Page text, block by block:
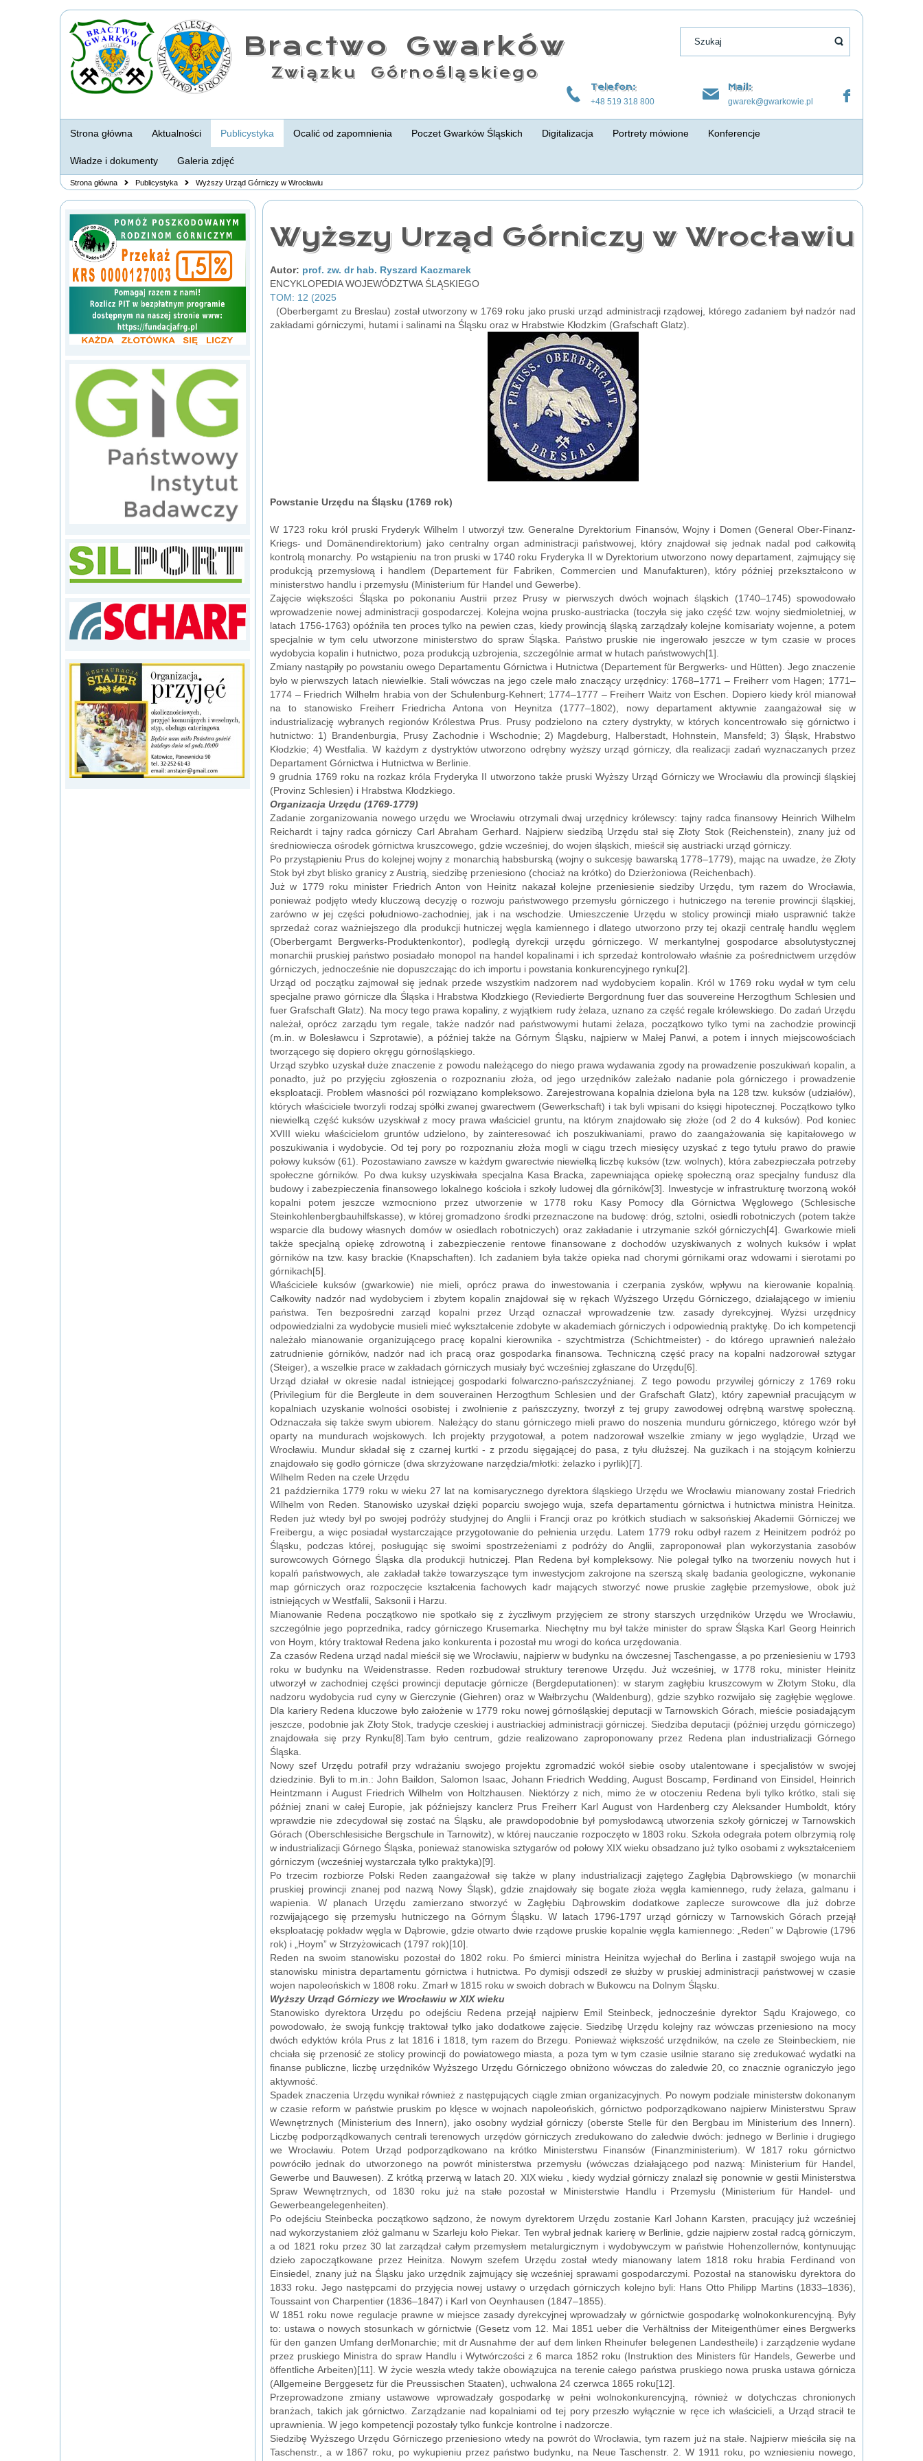
Bractwo Gwarków
Związku Górnośląskiego
Telefon:
+48 519 318 800
Mail:
gwarek@gwarkowie.pl
Strona główna Aktualności Publicystyka Ocalić od zapomnienia Poczet Gwarków Śląskich Digitalizacja Portrety mówione Konferencje
Władze i dokumenty Galeria zdjęć
Strona główna Publicystyka Wyższy Urząd Górniczy w Wrocławiu
Wyższy Urząd Górniczy w Wrocławiu
Autor: prof. zw. dr hab. Ryszard Kaczmarek
ENCYKLOPEDIA WOJEWÓDZTWA ŚLĄSKIEGO
TOM: 12 (2025
(Oberbergamt zu Breslau) został utworzony w 1769 roku jako pruski urząd administracji rządowej, którego zadaniem był nadzór nad
zakładami górniczymi, hutami i salinami na Śląsku oraz w Hrabstwie Kłodzkim (Grafschaft Glatz).
Powstanie Urzędu na Śląsku (1769 rok)
W 1723 roku król pruski Fryderyk Wilhelm I utworzył tzw. Generalne Dyrektorium Finansów, Wojny i Domen (General Ober-Finanz-
Kriegs- und Domänendirektorium) jako centralny organ administracji państwowej, który znajdował się jednak nadal pod całkowitą
kontrolą monarchy. Po wstąpieniu na tron pruski w 1740 roku Fryderyka II w Dyrektorium utworzono nowy departament, zajmujący się
produkcją przemysłową i handlem (Departement für Fabriken, Commercien und Manufakturen), który później przekształcono w
ministerstwo handlu i przemysłu (Ministerium für Handel und Gewerbe).
Zajęcie większości Śląska po pokonaniu Austrii przez Prusy w pierwszych dwóch wojnach śląskich (1740–1745) spowodowało
wprowadzenie nowej administracji gospodarczej. Kolejna wojna prusko-austriacka (toczyła się jako część tzw. wojny siedmioletniej, w
latach 1756-1763) opóźniła ten proces tylko na pewien czas, kiedy prowincją śląską zarządzały kolejne komisariaty wojenne, a potem
specjalnie w tym celu utworzone ministerstwo do spraw Śląska. Państwo pruskie nie ingerowało jeszcze w tym czasie w proces
wydobycia kopalin i hutnictwo, poza produkcją uzbrojenia, szczególnie armat w hutach państwowych[1].
Zmiany nastąpiły po powstaniu owego Departamentu Górnictwa i Hutnictwa (Departement für Bergwerks- und Hütten). Jego znaczenie
było w pierwszych latach niewielkie. Stali wówczas na jego czele mało znaczący urzędnicy: 1768–1771 – Freiherr vom Hagen; 1771–
1774 – Friedrich Wilhelm hrabia von der Schulenburg-Kehnert; 1774–1777 – Freiherr Waitz von Eschen. Dopiero kiedy król mianował
na to stanowisko Freiherr Friedricha Antona von Heynitza (1777–1802), nowy departament aktywnie zaangażował się w
industrializację wybranych regionów Królestwa Prus. Prusy podzielono na cztery dystrykty, w których koncentrowało się górnictwo i
hutnictwo: 1) Brandenburgia, Prusy Zachodnie i Wschodnie; 2) Magdeburg, Halberstadt, Hohnstein, Mansfeld; 3) Śląsk, Hrabstwo
Kłodzkie; 4) Westfalia. W każdym z dystryktów utworzono odrębny wyższy urząd górniczy, dla realizacji zadań wyznaczanych przez
Departament Górnictwa i Hutnictwa w Berlinie.
9 grudnia 1769 roku na rozkaz króla Fryderyka II utworzono także pruski Wyższy Urząd Górniczy we Wrocławiu dla prowincji śląskiej
(Provinz Schlesien) i Hrabstwa Kłodzkiego.
Organizacja Urzędu (1769-1779)
Zadanie zorganizowania nowego urzędu we Wrocławiu otrzymali dwaj urzędnicy królewscy: tajny radca finansowy Heinrich Wilhelm
Reichardt i tajny radca górniczy Carl Abraham Gerhard. Najpierw siedzibą Urzędu stał się Złoty Stok (Reichenstein), znany już od
średniowiecza ośrodek górnictwa kruszcowego, gdzie wcześniej, do wojen śląskich, mieścił się austriacki urząd górniczy.
Po przystąpieniu Prus do kolejnej wojny z monarchią habsburską (wojny o sukcesję bawarską 1778–1779), mając na uwadze, że Złoty
Stok był zbyt blisko granicy z Austrią, siedzibę przeniesiono (chociaż na krótko) do Dzierżoniowa (Reichenbach).
Już w 1779 roku minister Friedrich Anton von Heinitz nakazał kolejne przeniesienie siedziby Urzędu, tym razem do Wrocławia,
ponieważ podjęto wtedy kluczową decyzję o rozwoju państwowego przemysłu górniczego i hutniczego na terenie prowincji śląskiej,
zarówno w jej części południowo-zachodniej, jak i na wschodzie. Umieszczenie Urzędu w stolicy prowincji miało usprawnić także
sprzedaż coraz ważniejszego dla produkcji hutniczej węgla kamiennego i dlatego utworzono przy tej okazji centralę handlu węglem
(Oberbergamt Bergwerks-Produktenkontor), podległą dyrekcji urzędu górniczego. W merkantylnej gospodarce absolutystycznej
monarchii pruskiej państwo posiadało monopol na handel kopalinami i ich sprzedaż kontrolowało właśnie za pośrednictwem urzędów
górniczych, jednocześnie nie dopuszczając do ich importu i powstania konkurencyjnego rynku[2].
Urząd od początku zajmował się jednak przede wszystkim nadzorem nad wydobyciem kopalin. Król w 1769 roku wydał w tym celu
specjalne prawo górnicze dla Śląska i Hrabstwa Kłodzkiego (Reviedierte Bergordnung fuer das souvereine Herzogthum Schlesien und
fuer Grafschaft Glatz). Na mocy tego prawa kopaliny, z wyjątkiem rudy żelaza, uznano za część regale królewskiego. Do zadań Urzędu
należał, oprócz zarządu tym regale, także nadzór nad państwowymi hutami żelaza, początkowo tylko tymi na zachodzie prowincji
(m.in. w Bolesławcu i Szprotawie), a później także na Górnym Śląsku, najpierw w Małej Panwi, a potem i innych miejscowościach
tworzącego się dopiero okręgu górnośląskiego.
Urząd szybko uzyskał duże znaczenie z powodu należącego do niego prawa wydawania zgody na prowadzenie poszukiwań kopalin, a
ponadto, już po przyjęciu zgłoszenia o rozpoznaniu złoża, od jego urzędników zależało nadanie pola górniczego i prowadzenie
eksploatacji. Problem własności pól rozwiązano kompleksowo. Zarejestrowana kopalnia dzielona była na 128 tzw. kuksów (udziałów),
których właściciele tworzyli rodzaj spółki zwanej gwarectwem (Gewerkschaft) i tak byli wpisani do księgi hipotecznej. Początkowo tylko
niewielką część kuksów uzyskiwał z mocy prawa właściciel gruntu, na którym znajdowało się złoże (od 2 do 4 kuksów). Pod koniec
XVIII wieku właścicielom gruntów udzielono, by zainteresować ich poszukiwaniami, prawo do zaangażowania się kapitałowego w
poszukiwania i wydobycie. Od tej pory po rozpoznaniu złoża mogli w ciągu trzech miesięcy uzyskać z tego tytułu prawo do prawie
połowy kuksów (61). Pozostawiano zawsze w każdym gwarectwie niewielką liczbę kuksów (tzw. wolnych), która zabezpieczała potrzeby
społeczne górników. Po dwa kuksy uzyskiwała specjalna Kasa Bracka, zapewniająca opiekę społeczną oraz specjalny fundusz dla
budowy i zabezpieczenia finansowego lokalnego kościoła i szkoły ludowej dla górników[3]. Inwestycje w infrastrukturę tworzoną wokół
kopalni potem jeszcze wzmocniono przez utworzenie w 1778 roku Kasy Pomocy dla Górnictwa Węglowego (Schlesische
Steinkohlenbergbauhilfskasse), w której gromadzono środki przeznaczone na budowę: dróg, sztolni, osiedli robotniczych (potem także
wsparcie dla budowy własnych domów w osiedlach robotniczych) oraz zakładanie i utrzymanie szkół górniczych[4]. Gwarkowie mieli
także specjalną opiekę zdrowotną i zabezpieczenie rentowe finansowane z dochodów uzyskiwanych z wolnych kuksów i wpłat
górników na tzw. kasy brackie (Knapschaften). Ich zadaniem była także opieka nad chorymi górnikami oraz wdowami i sierotami po
górnikach[5].
Właściciele kuksów (gwarkowie) nie mieli, oprócz prawa do inwestowania i czerpania zysków, wpływu na kierowanie kopalnią.
Całkowity nadzór nad wydobyciem i zbytem kopalin znajdował się w rękach Wyższego Urzędu Górniczego, działającego w imieniu
państwa. Ten bezpośredni zarząd kopalni przez Urząd oznaczał wprowadzenie tzw. zasady dyrekcyjnej. Wyżsi urzędnicy
odpowiedzialni za wydobycie musieli mieć wykształcenie zdobyte w akademiach górniczych i odpowiednią praktykę. Do ich kompetencji
należało mianowanie organizującego pracę kopalni kierownika - szychtmistrza (Schichtmeister) - do którego uprawnień należało
zatrudnienie górników, nadzór nad ich pracą oraz gospodarka finansowa. Techniczną część pracy na kopalni nadzorował sztygar
(Steiger), a wszelkie prace w zakładach górniczych musiały być wcześniej zgłaszane do Urzędu[6].
Urząd działał w okresie nadal istniejącej gospodarki folwarczno-pańszczyźnianej. Z tego powodu przywilej górniczy z 1769 roku
(Privilegium für die Bergleute in dem souverainen Herzogthum Schlesien und der Grafschaft Glatz), który zapewniał pracującym w
kopalniach uzyskanie wolności osobistej i zwolnienie z pańszczyzny, tworzył z tej grupy zawodowej odrębną warstwę społeczną.
Odznaczała się także swym ubiorem. Należący do stanu górniczego mieli prawo do noszenia munduru górniczego, którego wzór był
oparty na mundurach wojskowych. Ich projekty przygotował, a potem nadzorował wszelkie zmiany w jego wyglądzie, Urząd we
Wrocławiu. Mundur składał się z czarnej kurtki - z przodu sięgającej do pasa, z tyłu dłuższej. Na guzikach i na stojącym kołnierzu
znajdowało się godło górnicze (dwa skrzyżowane narzędzia/młotki: żelazko i pyrlik)[7].
Wilhelm Reden na czele Urzędu
21 października 1779 roku w wieku 27 lat na komisarycznego dyrektora śląskiego Urzędu we Wrocławiu mianowany został Friedrich
Wilhelm von Reden. Stanowisko uzyskał dzięki poparciu swojego wuja, szefa departamentu górnictwa i hutnictwa ministra Heinitza.
Reden już wtedy był po swojej podróży studyjnej do Anglii i Francji oraz po krótkich studiach w saksońskiej Akademii Górniczej we
Freibergu, a więc posiadał wystarczające przygotowanie do pełnienia urzędu. Latem 1779 roku odbył razem z Heinitzem podróż po
Śląsku, podczas której, posługując się swoimi spostrzeżeniami z podróży do Anglii, zaproponował plan wykorzystania zasobów
surowcowych Górnego Śląska dla produkcji hutniczej. Plan Redena był kompleksowy. Nie polegał tylko na tworzeniu nowych hut i
kopalń państwowych, ale zakładał także towarzyszące tym inwestycjom zakrojone na szerszą skalę badania geologiczne, wykonanie
map górniczych oraz rozpoczęcie kształcenia fachowych kadr mających stworzyć nowe pruskie zagłębie przemysłowe, obok już
istniejących w Westfalii, Saksonii i Harzu.
Mianowanie Redena początkowo nie spotkało się z życzliwym przyjęciem ze strony starszych urzędników Urzędu we Wrocławiu,
szczególnie jego poprzednika, radcy górniczego Krusemarka. Niechętny mu był także minister do spraw Śląska Karl Georg Heinrich
von Hoym, który traktował Redena jako konkurenta i pozostał mu wrogi do końca urzędowania.
Za czasów Redena urząd nadal mieścił się we Wrocławiu, najpierw w budynku na ówczesnej Taschengasse, a po przeniesieniu w 1793
roku w budynku na Weidenstrasse. Reden rozbudował struktury terenowe Urzędu. Już wcześniej, w 1778 roku, minister Heinitz
utworzył w zachodniej części prowincji deputacje górnicze (Bergdeputationen): w starym zagłębiu kruszcowym w Złotym Stoku, dla
nadzoru wydobycia rud cyny w Gierczynie (Giehren) oraz w Wałbrzychu (Waldenburg), gdzie szybko rozwijało się zagłębie węglowe.
Dla kariery Redena kluczowe było założenie w 1779 roku nowej górnośląskiej deputacji w Tarnowskich Górach, mieście posiadającym
jeszcze, podobnie jak Złoty Stok, tradycje czeskiej i austriackiej administracji górniczej. Siedziba deputacji (później urzędu górniczego)
znajdowała się przy Rynku[8].Tam było centrum, gdzie realizowano zaproponowany przez Redena plan industrializacji Górnego
Śląska.
Nowy szef Urzędu potrafił przy wdrażaniu swojego projektu zgromadzić wokół siebie osoby utalentowane i specjalistów w swojej
dziedzinie. Byli to m.in.: John Baildon, Salomon Isaac, Johann Friedrich Wedding, August Boscamp, Ferdinand von Einsidel, Heinrich
Heintzmann i August Friedrich Wilhelm von Holtzhausen. Niektórzy z nich, mimo że w otoczeniu Redena byli tylko krótko, stali się
później znani w całej Europie, jak późniejszy kanclerz Prus Freiherr Karl August von Hardenberg czy Aleksander Humboldt, który
wprawdzie nie zdecydował się zostać na Śląsku, ale prawdopodobnie był pomysłodawcą utworzenia szkoły górniczej w Tarnowskich
Górach (Oberschlesisiche Bergschule in Tarnowitz), w której nauczanie rozpoczęto w 1803 roku. Szkoła odegrała potem olbrzymią rolę
w industrializacji Górnego Śląska, ponieważ stanowiska sztygarów od połowy XIX wieku obsadzano już tylko osobami z wykształceniem
górniczym (wcześniej wystarczała tylko praktyka)[9].
Po trzecim rozbiorze Polski Reden zaangażował się także w plany industrializacji zajętego Zagłębia Dąbrowskiego (w monarchii
pruskiej prowincji znanej pod nazwą Nowy Śląsk), gdzie znajdowały się bogate złoża węgla kamiennego, rudy żelaza, galmanu i
wapienia. W planach Urzędu zamierzano stworzyć w Zagłębiu Dąbrowskim dodatkowe zaplecze surowcowe dla już dobrze
rozwijającego się przemysłu hutniczego na Górnym Śląsku. W latach 1796-1797 urząd górniczy w Tarnowskich Górach przejął
eksploatację pokładw węgla w Dąbrowie, gdzie otwarto dwie rządowe pruskie kopalnie węgla kamiennego: „Reden” w Dąbrowie (1796
rok) i „Hoym” w Strzyżowicach (1797 rok)[10].
Reden na swoim stanowisku pozostał do 1802 roku. Po śmierci ministra Heinitza wyjechał do Berlina i zastąpił swojego wuja na
stanowisku ministra departamentu górnictwa i hutnictwa. Po dymisji odszedł ze służby w pruskiej administracji państwowej w czasie
wojen napoleońskich w 1808 roku. Zmarł w 1815 roku w swoich dobrach w Bukowcu na Dolnym Śląsku.
Wyższy Urząd Górniczy we Wrocławiu w XIX wieku
Stanowisko dyrektora Urzędu po odejściu Redena przejął najpierw Emil Steinbeck, jednocześnie dyrektor Sądu Krajowego, co
powodowało, że swoją funkcję traktował tylko jako dodatkowe zajęcie. Siedzibę Urzędu kolejny raz wówczas przeniesiono na mocy
dwóch edyktów króla Prus z lat 1816 i 1818, tym razem do Brzegu. Ponieważ większość urzędników, na czele ze Steinbeckiem, nie
chciała się przenosić ze stolicy prowincji do powiatowego miasta, a poza tym w tym czasie usilnie starano się zredukować wydatki na
finanse publiczne, liczbę urzędników Wyższego Urzędu Górniczego obniżono wówczas do zaledwie 20, co znacznie ograniczyło jego
aktywność.
Spadek znaczenia Urzędu wynikał również z następujących ciągle zmian organizacyjnych. Po nowym podziale ministerstw dokonanym
w czasie reform w państwie pruskim po klęsce w wojnach napoleońskich, górnictwo podporządkowano najpierw Ministerstwu Spraw
Wewnętrznych (Ministerium des Innern), jako osobny wydział górniczy (oberste Stelle für den Bergbau im Ministerium des Innern).
Liczbę podporządkowanych centrali terenowych urzędów górniczych zredukowano do zaledwie dwóch: jednego w Berlinie i drugiego
we Wrocławiu. Potem Urząd podporządkowano na krótko Ministerstwu Finansów (Finanzministerium). W 1817 roku górnictwo
powróciło jednak do utworzonego na powrót ministerstwa przemysłu (wówczas działającego pod nazwą: Ministerium für Handel,
Gewerbe und Bauwesen). Z krótką przerwą w latach 20. XIX wieku , kiedy wydział górniczy znalazł się ponownie w gestii Ministerstwa
Spraw Wewnętrznych, od 1830 roku już na stałe pozostał w Ministerstwie Handlu i Przemysłu (Ministerium für Handel- und
Gewerbeangelegenheiten).
Po odejściu Steinbecka początkowo sądzono, że nowym dyrektorem Urzędu zostanie Karl Johann Karsten, pracujący już wcześniej
nad wykorzystaniem złóż galmanu w Szarleju koło Piekar. Ten wybrał jednak karierę w Berlinie, gdzie najpierw został radcą górniczym,
a od 1821 roku przez 30 lat zarządzał całym przemysłem metalurgicznym i wydobywczym w państwie Hohenzollernów, kontynuując
dzieło zapoczątkowane przez Heinitza. Nowym szefem Urzędu został wtedy mianowany latem 1818 roku hrabia Ferdinand von
Einsiedel, znany już na Śląsku jako urzędnik zajmujący się wcześniej sprawami gospodarczymi. Pozostał na stanowisku dyrektora do
1833 roku. Jego następcami do przyjęcia nowej ustawy o urzędach górniczych kolejno byli: Hans Otto Philipp Martins (1833–1836),
Toussaint von Charpentier (1836–1847) i Karl von Oeynhausen (1847–1855).
W 1851 roku nowe regulacje prawne w miejsce zasady dyrekcyjnej wprowadzały w górnictwie gospodarkę wolnokonkurencyjną. Były
to: ustawa o nowych stosunkach w górnictwie (Gesetz vom 12. Mai 1851 ueber die Verhältniss der Miteigenthümer eines Bergwerks
für den ganzen Umfang derMonarchie; mit dr Ausnahme der auf dem linken Rheinufer belegenen Landestheile) i zarządzenie wydane
przez pruskiego Ministra do spraw Handlu i Wytwórczości z 6 marca 1852 roku (Instruktion des Ministers für Handels, Gewerbe und
öffentliche Arbeiten)[11]. W życie weszła wtedy także obowiązujca na terenie całego państwa pruskiego nowa pruska ustawa górnicza
(Allgemeine Berggesetz für die Preussischen Staaten), uchwalona 24 czerwca 1865 roku[12].
Przeprowadzone zmiany ustawowe wprowadzały gospodarkę w pełni wolnokonkurencyjną, również w dotychczas chronionych
branżach, takich jak górnictwo. Zarządzanie nad kopalniami od tej pory przeszło wyłącznie w ręce ich właścicieli, a Urząd stracił te
uprawnienia. W jego kompetencji pozostały tylko funkcje kontrolne i nadzorcze.
Siedzibę Wyższego Urzędu Górniczego przeniesiono wtedy na powrót do Wrocławia, tym razem już na stałe. Najpierw mieściła się na
Taschenstr., a w 1867 roku, po wykupieniu przez państwo budynku, na Neue Taschenstr. 2. W 1911 roku, po wzniesieniu nowego,